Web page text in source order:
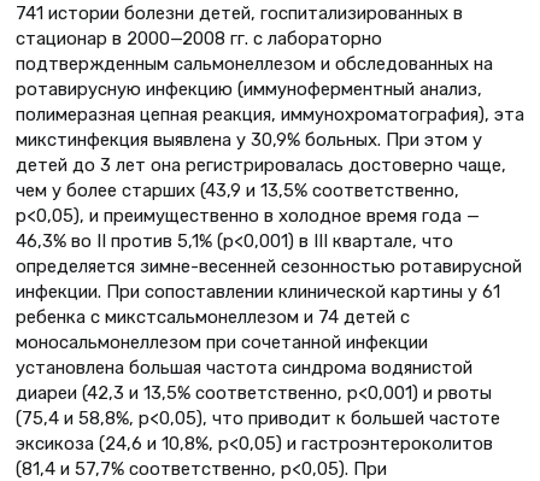
741 истории болезни детей, госпитализированных в
стационар в 2000—2008 гг. с лабораторно
подтвержденным сальмонеллезом и обследованных на
ротавирусную инфекцию (иммуноферментный анализ,
полимеразная цепная реакция, иммунохроматография), эта
микстинфекция выявлена у 30,9% больных. При этом у
детей до 3 лет она регистрировалась достоверно чаще,
чем у более старших (43,9 и 13,5% соответственно,
р<0,05), и преимущественно в холодное время года —
46,3% во II против 5,1% (р<0,001) в III квартале, что
определяется зимне-весенней сезонностью ротавирусной
инфекции. При сопоставлении клинической картины у 61
ребенка с микстсальмонеллезом и 74 детей с
моносальмонеллезом при сочетанной инфекции
установлена большая частота синдрома водянистой
диареи (42,3 и 13,5% соответственно, р<0,001) и рвоты
(75,4 и 58,8%, р<0,05), что приводит к большей частоте
эксикоза (24,6 и 10,8%, р<0,05) и гастроэнтероколитов
(81,4 и 57,7% соответственно, р<0,05). При